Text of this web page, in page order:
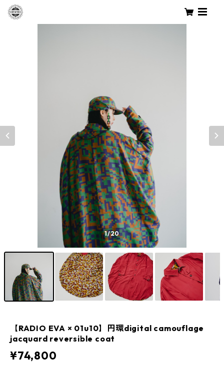
1/20
【RADIO EVA × 01u10】円環digital camouflage
jacquard reversible coat
¥74,800